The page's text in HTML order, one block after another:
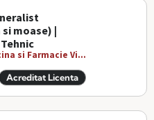
moase) |
si Farmacie Vi...
Acreditat Licenta